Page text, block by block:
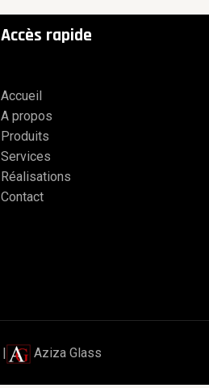
Accès rapide
Accueil
A propos
Produits
Services
Réalisations
Contact
Aziza Glass